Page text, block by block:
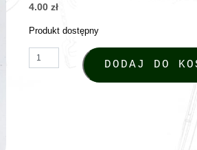
4.00 zł
Produkt dostępny
ilość Oznaka obrony cywilnej PRL
DODAJ DO